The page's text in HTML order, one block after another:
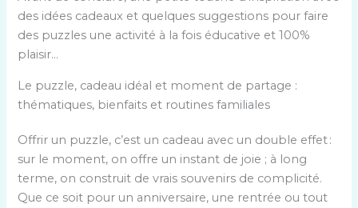
des idées cadeaux et quelques suggestions pour faire
des puzzles une activité à la fois éducative et 100%
plaisir…
Le puzzle, cadeau idéal et moment de partage :
thématiques, bienfaits et routines familiales
Offrir un puzzle, c’est un cadeau avec un double effet :
sur le moment, on offre un instant de joie ; à long
terme, on construit de vrais souvenirs de complicité.
Que ce soit pour un anniversaire, une rentrée ou tout